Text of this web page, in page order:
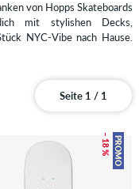
von Hopps Skateboards
mit stylishen Decks,
NYC-Vibe nach Hause.
Seite 1 / 1
PROMO
– 18 %